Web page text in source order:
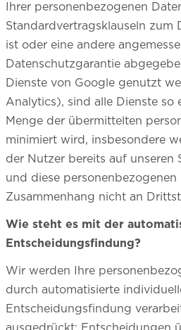
Ihrer personenbezogenen
Standardvertragsklauseln zum
ist oder eine andere
Datenschutzgarantie
Dienste von Google genutzt
Analytics), sind alle Dienste so
Menge der übermittelten
minimiert wird, insbesondere
der Nutzer bereits auf unseren
und diese personenbezogenen
Zusammenhang nicht an
Wie steht es mit der
Entscheidungsfindung?
Wir werden Ihre
durch automatisierte
Entscheidungsfindung